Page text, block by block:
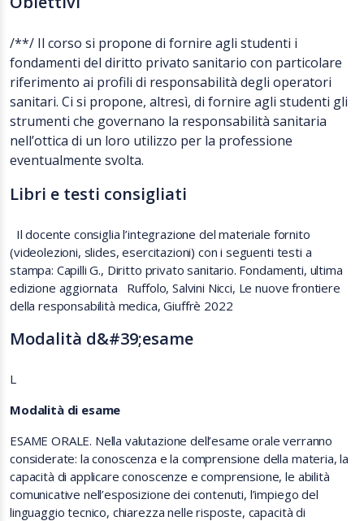
/**/ Il corso si propone di fornire agli studenti i
fondamenti del diritto privato sanitario con particolare
riferimento ai profili di responsabilità degli operatori
sanitari. Ci si propone, altresì, di fornire agli studenti gli
strumenti che governano la responsabilità sanitaria
nell’ottica di un loro utilizzo per la professione
eventualmente svolta.
Libri e testi consigliati
Il docente consiglia l’integrazione del materiale fornito
(videolezioni, slides, esercitazioni) con i seguenti testi a
stampa: Capilli G., Diritto privato sanitario. Fondamenti, ultima
edizione aggiornata Ruffolo, Salvini Nicci, Le nuove frontiere
della responsabilità medica, Giuffrè 2022
Modalità d&#39;esame
L
Modalità di esame
ESAME ORALE. Nella valutazione dell’esame orale verranno
considerate: la conoscenza e la comprensione della materia, la
capacità di applicare conoscenze e comprensione, le abilità
comunicative nell’esposizione dei contenuti, l’impiego del
linguaggio tecnico, chiarezza nelle risposte, capacità di